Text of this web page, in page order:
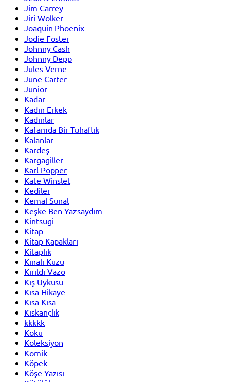
Jim Carrey
Jiri Wolker
Joaquin Phoenix
Jodie Foster
Johnny Cash
Johnny Depp
Jules Verne
June Carter
Junior
Kadar
Kadın Erkek
Kadınlar
Kafamda Bir Tuhaflık
Kalanlar
Kardeş
Kargagiller
Karl Popper
Kate Winslet
Kediler
Kemal Sunal
Keşke Ben Yazsaydım
Kintsugi
Kitap
Kitap Kapakları
Kitaplık
Kınalı Kuzu
Kırıldı Vazo
Kış Uykusu
Kısa Hikaye
Kısa Kısa
Kıskançlık
kkkkk
Koku
Koleksiyon
Komik
Köpek
Köşe Yazısı